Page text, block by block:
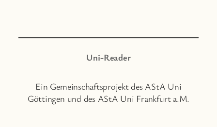
Uni-Reader
Ein Gemeinschaftsprojekt des AStA Uni
Göttingen und des AStA Uni Frankfurt a.M.